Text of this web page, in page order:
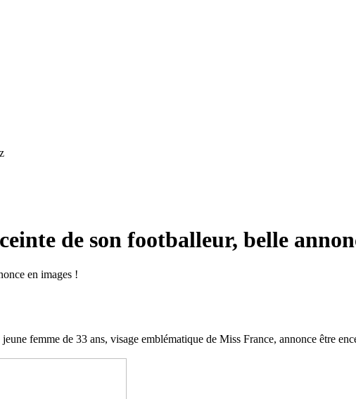
de son footballeur, belle
en images !
femme de 33 ans, visage emblématique de Miss France, annonce être